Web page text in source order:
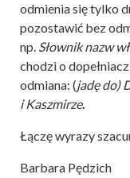
odmienia się tylko
pozostawić bez
np. Słownik nazw
chodzi o
odmiana: (jadę do)
i Kaszmirze.
Łączę wyrazy
Barbara Pędzich